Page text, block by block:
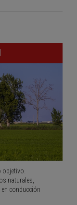
objetivo.
naturales,
conducción